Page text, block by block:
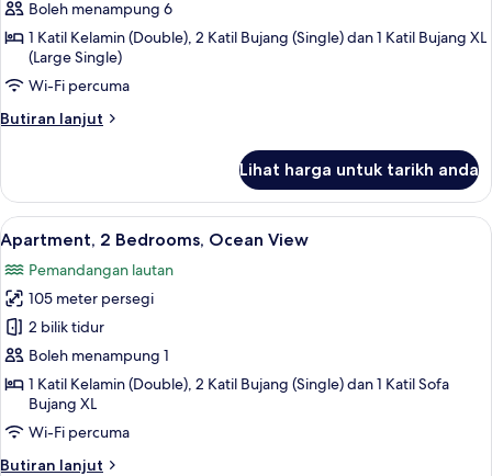
Apartment,
2
Bedrooms
(6
Adults)
Boleh menampung 6
1 Katil Kelamin (Double), 2 Katil Bujang (Single) dan 1 Katil Bujang XL
(Large Single)
Wi-Fi percuma
Butiran lanjut
Butiran
2
Bedrooms
(6
Adults)
Lihat harga untuk tarikh anda
Lihat
semua
foto
untuk
Apartment,
2
Bedrooms,
Ocean
View
2 bilik tidur, peti besi dalam bilik,
10
Apartment, 2 Bedrooms, Ocean View
Pemandangan lautan
105 meter persegi
2 bilik tidur
Boleh menampung 1
1 Katil Kelamin (Double), 2 Katil Bujang (Single) dan 1 Katil Sofa
Bujang XL
Wi-Fi percuma
Butiran lanjut
Butiran